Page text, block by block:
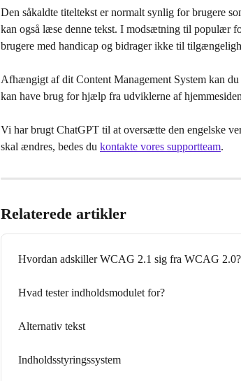
Den såkaldte titeltekst er normalt synlig for brugere
kan også læse denne tekst. I modsætning til populær
brugere med handicap og bidrager ikke til
Afhængigt af dit Content Management System kan
kan have brug for hjælp fra udviklerne af
Vi har brugt ChatGPT til at oversætte den engelske
skal ændres, bedes du kontakte vores supportteam.
Relaterede artikler
Hvordan adskiller WCAG 2.1 sig fra WCAG 2.0?
Hvad tester indholdsmodulet for?
Alternativ tekst
Indholdsstyringssystem